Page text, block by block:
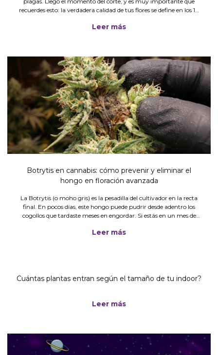
recuerdes esto: la verdadera calidad de tus flores se define en los 10
Leer más
Botrytis en cannabis: cómo prevenir y eliminar el
hongo en floración avanzada
La Botrytis (o moho gris) es la pesadilla del cultivador en la recta
final. En pocos días, este hongo puede pudrir desde adentro los
cogollos que tardaste meses en engordar. Si estás en un mes de
Leer más
Cuántas plantas entran según el tamaño de tu indoor?
Leer más